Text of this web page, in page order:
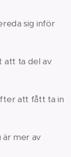
sig inför
att ta del av
att fått ta in
är mer av